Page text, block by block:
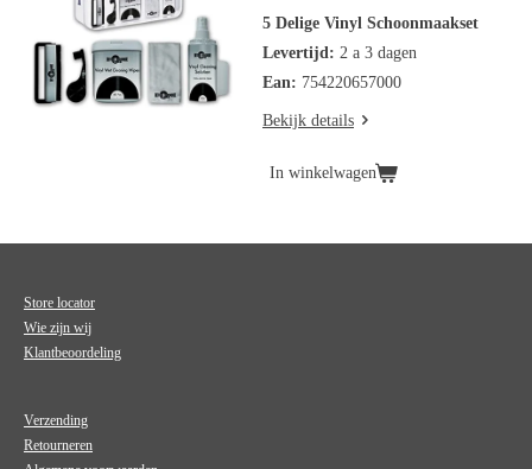
5 Delige Vinyl Schoonmaakset
Levertijd: 2 a 3 dagen
Ean: 754220657000
Bekijk details
In winkelwagen
Store locator
Wie zijn wij
Klantbeoordeling
Verzending
Retourneren